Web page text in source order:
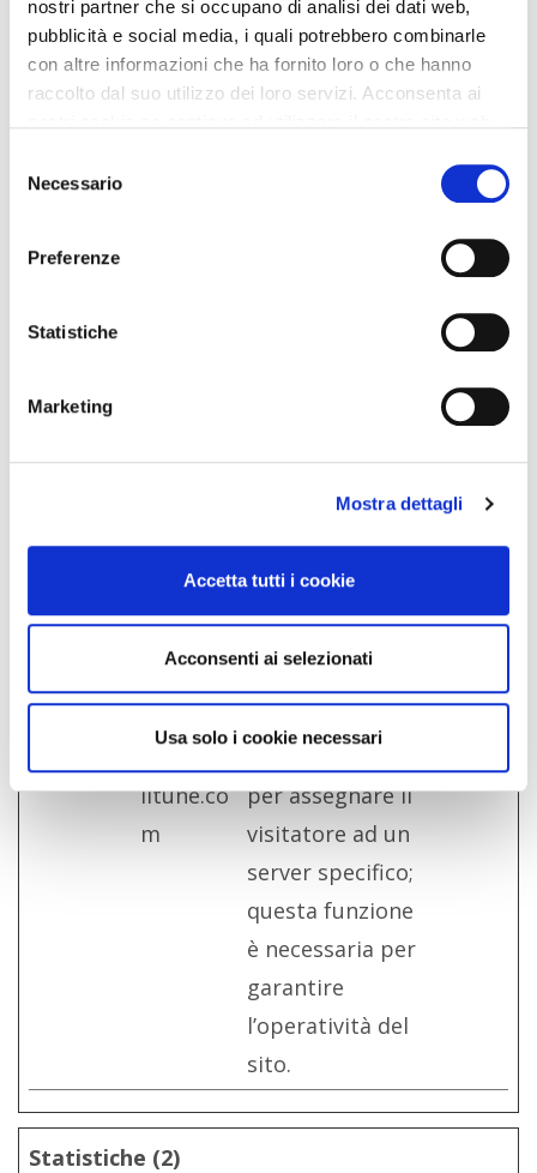
nostri partner che si occupano di analisi dei dati web,
pubblicità e social media, i quali potrebbero combinarle
con altre informazioni che ha fornito loro o che hanno
raccolto dal suo utilizzo dei loro servizi. Acconsenta ai
delNecessario
Preferenze
Statistiche
Marketing
Mostra dettagli
Accetta tutti i cookie
Acconsenti ai selezionati
Usa solo i cookie necessari
cookie
dell'utente per il
dominio
rc::a
validi rapporti
sull'uso del sito.
Persis
tente
rc::c Google
Questo cookie è
usato per
distinguere tra
umani e robot.
Sessio
iltune.co
m
per assegnare il
visitatore ad un
server specifico;
questa funzione
è necessaria per
garantire
l’operatività del
sito.
Statistiche (2)